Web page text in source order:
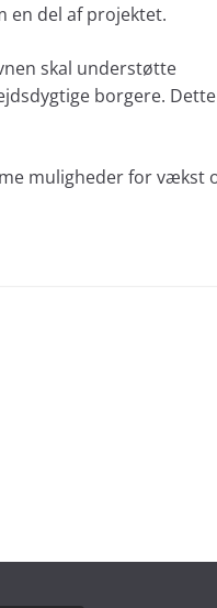
en del af projektet.
skal understøtte
borgere. Dette
muligheder for vækst